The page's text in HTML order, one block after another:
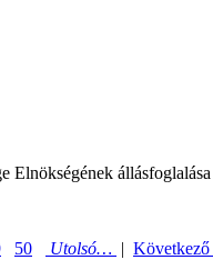
50 Utolsó… | Következő